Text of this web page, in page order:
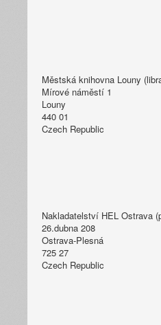
Městská knihovna Louny
Mírové náměstí 1
Louny
440 01
Czech Republic
Nakladatelství HEL Ostrava
26.dubna 208
Ostrava-Plesná
725 27
Czech Republic